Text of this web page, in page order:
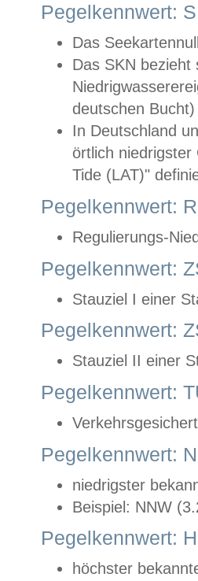
Pegelkennwert:
Das
Das SKN
deutschen
In Deutschland
örtlich
Tide (LAT)"
Pegelkennwert:
Regulierungs-
Pegelkennwert:
Stauziel I einer
Pegelkennwert:
Stauziel II einer
Pegelkennwert:
Pegelkennwert:
niedrigster
Beispiel: NNW
Pegelkennwert:
höchster